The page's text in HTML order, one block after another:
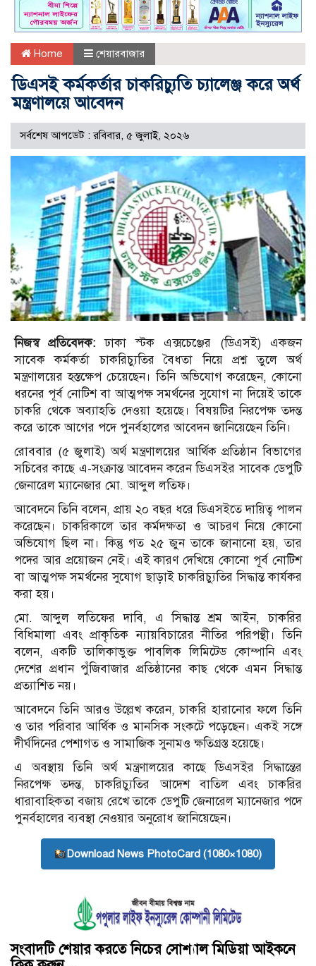
Home শেয়ারবাজার
ডিএসই কর্মকর্তার চাকরিচ্যুতি চ্যালেঞ্জ করে অর্থ
মন্ত্রণালয়ে আবেদন
সর্বশেষ আপডেট : রবিবার, ৫ জুলাই, ২০২৬
নিজস্ব প্রতিবেদক: ঢাকা স্টক এক্সচেঞ্জের (ডিএসই) একজন
সাবেক কর্মকর্তা চাকরিচ্যুতির বৈধতা নিয়ে প্রশ্ন তুলে অর্থ
মন্ত্রণালয়ের হস্তক্ষেপ চেয়েছেন। তিনি অভিযোগ করেছেন, কোনো
ধরনের পূর্ব নোটিশ বা আত্মপক্ষ সমর্থনের সুযোগ না দিয়েই তাকে
চাকরি থেকে অব্যাহতি দেওয়া হয়েছে। বিষয়টির নিরপেক্ষ তদন্ত
করে তাকে আগের পদে পুনর্বহালের আবেদন জানিয়েছেন তিনি।
রোববার (৫ জুলাই) অর্থ মন্ত্রণালয়ের আর্থিক প্রতিষ্ঠান বিভাগের
সচিবের কাছে এ-সংক্রান্ত আবেদন করেন ডিএসইর সাবেক ডেপুটি
জেনারেল ম্যানেজার মো. আব্দুল লতিফ।
আবেদনে তিনি বলেন, প্রায় ২০ বছর ধরে ডিএসইতে দায়িত্ব পালন
করেছেন। চাকরিকালে তার কর্মদক্ষতা ও আচরণ নিয়ে কোনো
অভিযোগ ছিল না। কিন্তু গত ২৫ জুন তাকে জানানো হয়, তার
পদের আর প্রয়োজন নেই। এই কারণ দেখিয়ে কোনো পূর্ব নোটিশ
বা আত্মপক্ষ সমর্থনের সুযোগ ছাড়াই চাকরিচ্যুতির সিদ্ধান্ত কার্যকর
করা হয়।
মো. আব্দুল লতিফের দাবি, এ সিদ্ধান্ত শ্রম আইন, চাকরির
বিধিমালা এবং প্রাকৃতিক ন্যায়বিচারের নীতির পরিপন্থী। তিনি
বলেন, একটি তালিকাভুক্ত পাবলিক লিমিটেড কোম্পানি এবং
দেশের প্রধান পুঁজিবাজার প্রতিষ্ঠানের কাছ থেকে এমন সিদ্ধান্ত
প্রত্যাশিত নয়।
আবেদনে তিনি আরও উল্লেখ করেন, চাকরি হারানোর ফলে তিনি
ও তার পরিবার আর্থিক ও মানসিক সংকটে পড়েছেন। একই সঙ্গে
দীর্ঘদিনের পেশাগত ও সামাজিক সুনামও ক্ষতিগ্রস্ত হয়েছে।
এ অবস্থায় তিনি অর্থ মন্ত্রণালয়ের কাছে ডিএসইর সিদ্ধান্তের
নিরপেক্ষ তদন্ত, চাকরিচ্যুতির আদেশ বাতিল এবং চাকরির
ধারাবাহিকতা বজায় রেখে তাকে ডেপুটি জেনারেল ম্যানেজার পদে
পুনর্বহালের ব্যবস্থা নেওয়ার অনুরোধ জানিয়েছেন।
Download News PhotoCard (1080×1080)
সংবাদটি শেয়ার করতে নিচের সোশ্যাল মিডিয়া আইকনে